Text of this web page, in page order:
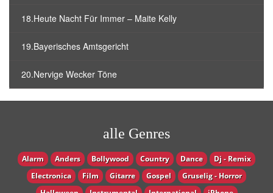
18.Heute Nacht Für Immer – Maite Kelly
19.Bayerisches Amtsgericht
20.Nervige Wecker Töne
alle Genres
Alarm Anders Bollywood Country Dance
Dj - Remix
Electronica
Film Gitarre Gospel
Gruselig - Horror